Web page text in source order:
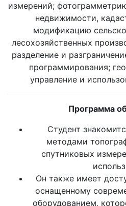
измерений;
недвижимости,
модификацию
лесохозяйственных
разделение и
программирования;
управление и
Программа
Студент
методами
спутниковых
Он также имеет
оснащенному
оборудованием,